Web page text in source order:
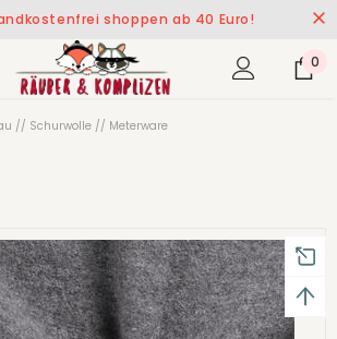
shoppen ab 40 Euro!
0
// Schurwolle // Meterware